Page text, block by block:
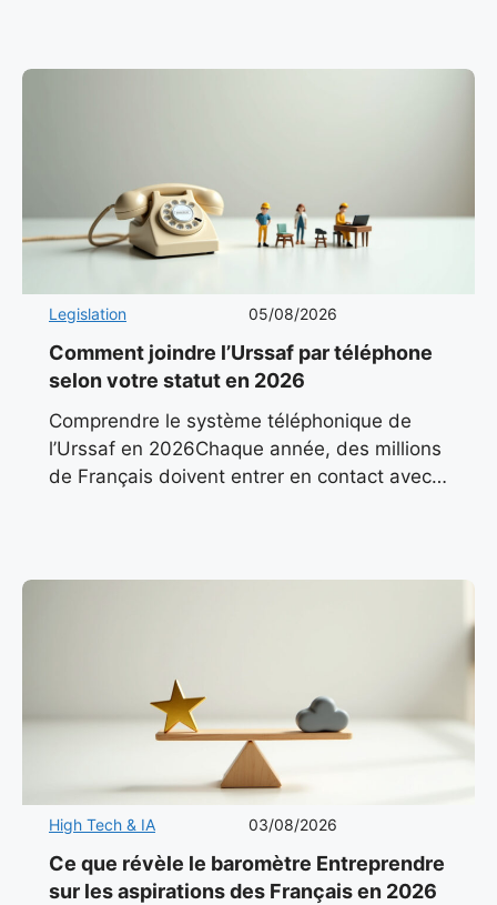
Legislation 05/08/2026
Comment joindre l’Urssaf par téléphone
selon votre statut en 2026
Comprendre le système téléphonique de
l’Urssaf en 2026Chaque année, des millions
de Français doivent entrer en contact avec
High Tech & IA 03/08/2026
Ce que révèle le baromètre Entreprendre
sur les aspirations des Français en 2026